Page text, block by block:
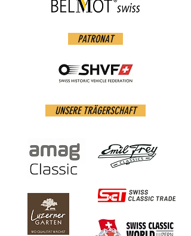
PATRONAT
UNSERE TRÄGERSCHAFT